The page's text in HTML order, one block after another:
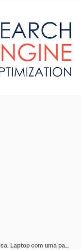
Otimização de mecanismos de pesquisa. Laptop com uma pasta de documentos e gráficos e chave.